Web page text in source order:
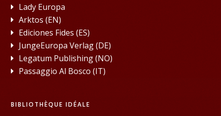
Lady Europa
Arktos (EN)
Ediciones Fides (ES)
JungeEuropa Verlag (DE)
Legatum Publishing (NO)
Passaggio Al Bosco (IT)
BIBLIOTHÈQUE IDÉALE